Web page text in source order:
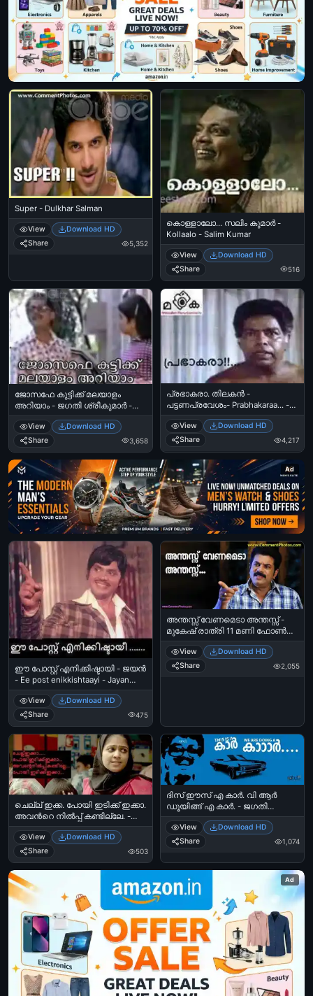
Super - Dulkhar Salman
View
Download HD
Share
5,352
കൊള്ളാലോ... സലിം കുമാര്‍ -
Kollaalo - Salim Kumar
View
Download HD
Share
516
ജോസഫേ കുട്ടിക്ക് മലയാളം
അറിയാം - ജഗതി ശ്രീകുമാര്‍ -
Josephe Kuttikku Malayalam
Ariyaam - Jagathy Sreekumar
View
Download HD
Share
3,658
പ്രഭാകരാ. തിലകന്‍ -
പട്ടണപ്രവേശം- Prabhakaraa... -
Thilakan - Pattanapravesham
View
Download HD
Share
4,217
Ad
ഈ പോസ്റ്റ്‌ എനിക്കിഷ്ടായി - ജയന്‍
- Ee post enikkishtaayi - Jayan
Smiling
View
Download HD
Share
475
അന്തസ്സ് വേണമെടാ അന്തസ്സ് -
മുകേഷ് രാത്രി 11 മണി ഫോണ്‍
കോള്‍ - Anthas Venameda
Anthassu - Mukesh Night 11 O
Clock Phone Call
View
Download HD
Share
2,055
ചെല്ല് ഇക്ക. പോയി ഇടിക്ക് ഇക്കാ.
അവന്‍റെ നില്‍പ്പ് കണ്ടില്ലേ. -
Chellu Ikka. Poyi Idikku Ikka.
Avante Nilppu Kandille - Annayum
Rasoolum
View
Download HD
Share
503
ദിസ്‌ ഈസ് എ കാര്‍. വി ആര്‍
ഡൂയിങ്ങ് എ കാര്‍. - ജഗതി
ശ്രീകുമാര്‍ - This is a Car. We are
doing a car Aram Plus Aram
Kinnaram - Jagathy Sreekumar
View
Download HD
Share
1,074
Ad